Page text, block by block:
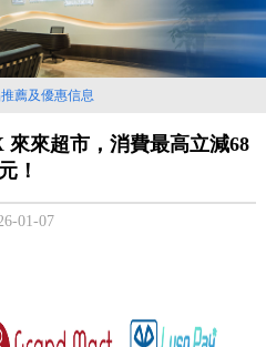
薦及優惠信息
來來超市，消費最高立減68
元！
01-07